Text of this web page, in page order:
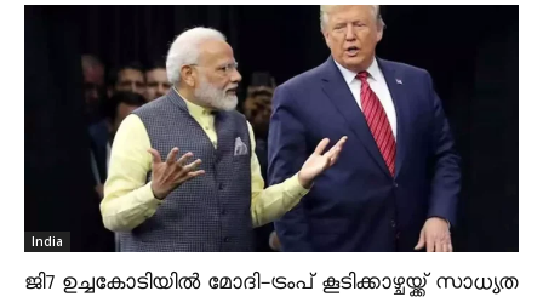
India
ജി7 ഉച്ചകോടിയിൽ മോദി-ട്രംപ് കൂടിക്കാഴ്ചയ്ക്ക് സാധ്യത